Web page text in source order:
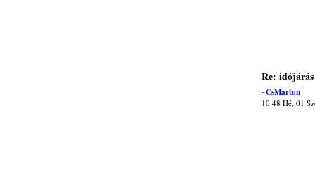
Re: időjárás
~CsMarton
10:48 Hé, 01